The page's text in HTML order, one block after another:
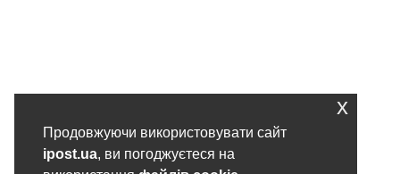
Продовжуючи використовувати сайт
ipost.ua, ви погоджуєтеся на
x